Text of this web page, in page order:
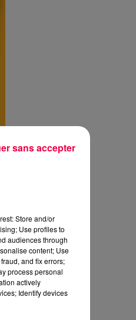
Store and/or
Use profiles to
audiences through
content; Use
and fix errors;
process personal
actively
Identify devices
sans accepter